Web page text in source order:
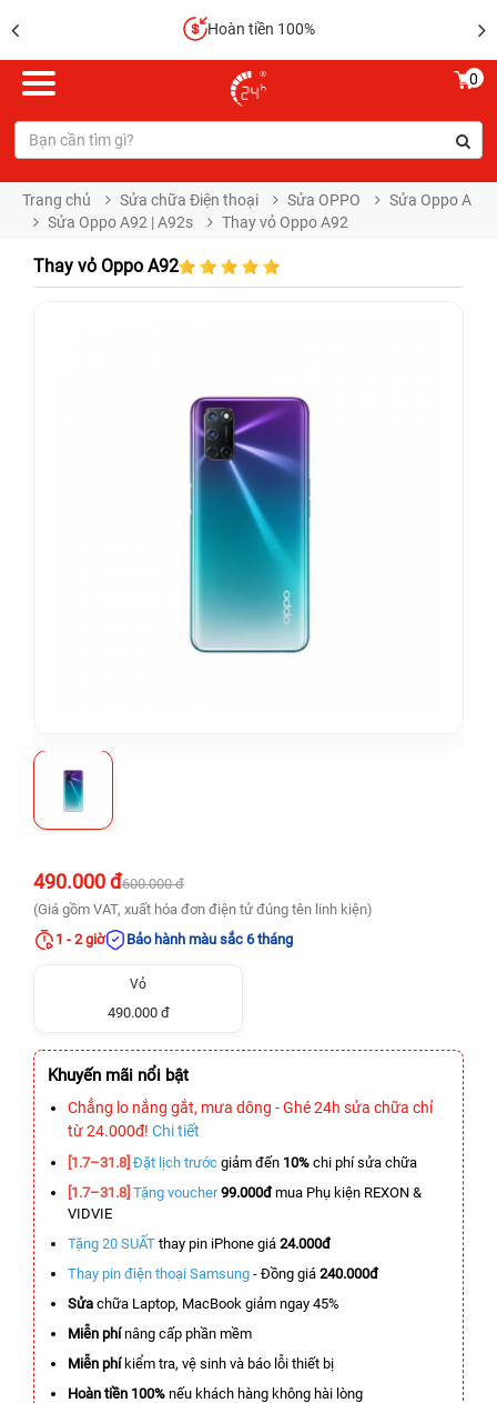
Hoàn tiền 100%
0
Trang chủ Sửa chữa Điện thoại Sửa OPPO
Sửa Oppo A
Sửa Oppo A92 | A92s
Thay vỏ Oppo A92
Thay vỏ Oppo A92
490.000 đ600.000 đ
(Giá gồm VAT, xuất hóa đơn điện tử đúng tên linh kiện)
1 - 2 giờ
Bảo hành màu sắc 6 tháng
Vỏ
490.000 đ
Khuyến mãi nổi bật
Chẳng lo nắng gắt, mưa dông - Ghé 24h sửa chữa chỉ
từ 24.000đ! Chi tiết
[1.7–31.8] Đặt lịch trước giảm đến 10% chi phí sửa chữa
[1.7–31.8] Tặng voucher 99.000đmua Phụ kiện REXON &
VIDVIE
Tặng 20 SUẤT thay pin iPhone giá 24.000đ
Thay pin điện thoại Samsung - Đồng giá 240.000đ
Sửa chữa Laptop, MacBook giảm ngay 45%
Miễn phínâng cấp phần mềm
Miễn phíkiểm tra, vệ sinh và báo lỗi thiết bị
Hoàn tiền 100% nếu khách hàng không hài lòng